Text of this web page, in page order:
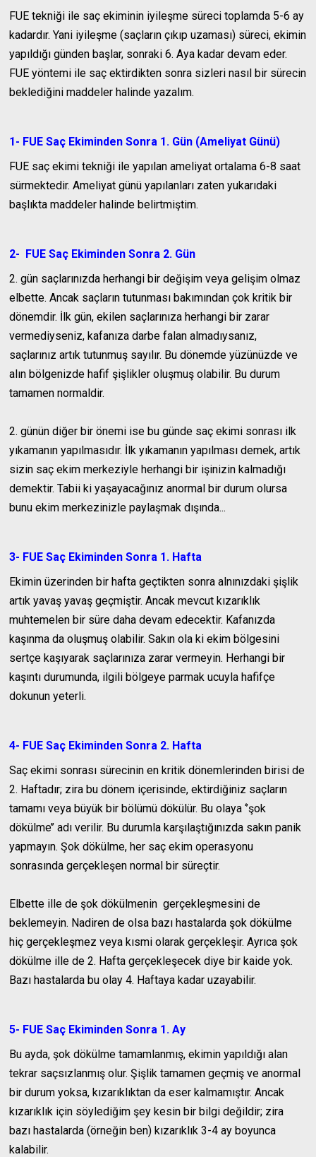
FUE tekniği ile saç ekiminin iyileşme süreci toplamda 5-6 ay
kadardır. Yani iyileşme (saçların çıkıp uzaması) süreci, ekimin
yapıldığı günden başlar, sonraki 6. Aya kadar devam eder.
FUE yöntemi ile saç ektirdikten sonra sizleri nasıl bir sürecin
beklediğini maddeler halinde yazalım.
1- FUE Saç Ekiminden Sonra 1. Gün (Ameliyat Günü)
FUE saç ekimi tekniği ile yapılan ameliyat ortalama 6-8 saat
sürmektedir. Ameliyat günü yapılanları zaten yukarıdaki
başlıkta maddeler halinde belirtmiştim.
2- FUE Saç Ekiminden Sonra 2. Gün
2. gün saçlarınızda herhangi bir değişim veya gelişim olmaz
elbette. Ancak saçların tutunması bakımından çok kritik bir
dönemdir. İlk gün, ekilen saçlarınıza herhangi bir zarar
vermediyseniz, kafanıza darbe falan almadıysanız,
saçlarınız artık tutunmuş sayılır. Bu dönemde yüzünüzde ve
alın bölgenizde hafif şişlikler oluşmuş olabilir. Bu durum
tamamen normaldir.
2. günün diğer bir önemi ise bu günde saç ekimi sonrası ilk
yıkamanın yapılmasıdır. İlk yıkamanın yapılması demek, artık
sizin saç ekim merkeziyle herhangi bir işinizin kalmadığı
demektir. Tabii ki yaşayacağınız anormal bir durum olursa
bunu ekim merkezinizle paylaşmak dışında...
3- FUE Saç Ekiminden Sonra 1. Hafta
Ekimin üzerinden bir hafta geçtikten sonra alnınızdaki şişlik
artık yavaş yavaş geçmiştir. Ancak mevcut kızarıklık
muhtemelen bir süre daha devam edecektir. Kafanızda
kaşınma da oluşmuş olabilir. Sakın ola ki ekim bölgesini
sertçe kaşıyarak saçlarınıza zarar vermeyin. Herhangi bir
kaşıntı durumunda, ilgili bölgeye parmak ucuyla hafifçe
dokunun yeterli.
4- FUE Saç Ekiminden Sonra 2. Hafta
Saç ekimi sonrası sürecinin en kritik dönemlerinden birisi de
2. Haftadır; zira bu dönem içerisinde, ektirdiğiniz saçların
tamamı veya büyük bir bölümü dökülür. Bu olaya ‘’şok
dökülme’’ adı verilir. Bu durumla karşılaştığınızda sakın panik
yapmayın. Şok dökülme, her saç ekim operasyonu
sonrasında gerçekleşen normal bir süreçtir.
Elbette ille de şok dökülmenin gerçekleşmesini de
beklemeyin. Nadiren de olsa bazı hastalarda şok dökülme
hiç gerçekleşmez veya kısmi olarak gerçekleşir. Ayrıca şok
dökülme ille de 2. Hafta gerçekleşecek diye bir kaide yok.
Bazı hastalarda bu olay 4. Haftaya kadar uzayabilir.
5- FUE Saç Ekiminden Sonra 1. Ay
Bu ayda, şok dökülme tamamlanmış, ekimin yapıldığı alan
tekrar saçsızlanmış olur. Şişlik tamamen geçmiş ve anormal
bir durum yoksa, kızarıklıktan da eser kalmamıştır. Ancak
kızarıklık için söylediğim şey kesin bir bilgi değildir; zira
bazı hastalarda (örneğin ben) kızarıklık 3-4 ay boyunca
kalabilir.